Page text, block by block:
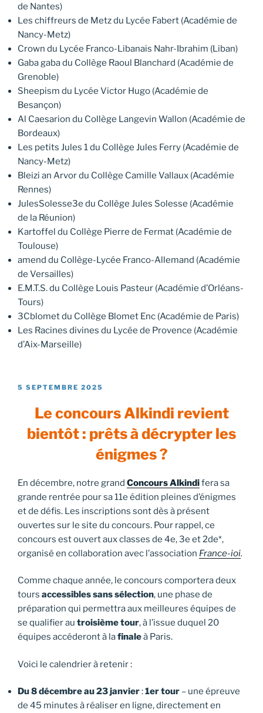
de Nantes)
Les chiffreurs de Metz du Lycée Fabert (Académie de
Nancy-Metz)
Crown du Lycée Franco-Libanais Nahr-Ibrahim (Liban)
Gaba gaba du Collège Raoul Blanchard (Académie de
Grenoble)
Sheepism du Lycée Victor Hugo (Académie de
Besançon)
Al Caesarion du Collège Langevin Wallon (Académie de
Bordeaux)
Les petits Jules 1 du Collège Jules Ferry (Académie de
Nancy-Metz)
Bleizi an Arvor du Collège Camille Vallaux (Académie
Rennes)
JulesSolesse3e du Collège Jules Solesse (Académie
de la Réunion)
Kartoffel du Collège Pierre de Fermat (Académie de
Toulouse)
amend du Collège-Lycée Franco-Allemand (Académie
de Versailles)
E.M.T.S. du Collège Louis Pasteur (Académie d’Orléans-
Tours)
3Cblomet du Collège Blomet Enc (Académie de Paris)
Les Racines divines du Lycée de Provence (Académie
d’Aix-Marseille)
PUBLIÉ
5 SEPTEMBRE 2025
Le concours Alkindi revient
bientôt : prêts à décrypter les
énigmes ?
En décembre, notre grand Concours Alkindifera sa
grande rentrée pour sa 11e édition pleines d’énigmes
et de défis. Les inscriptions sont dès à présent
ouvertes sur le site du concours. Pour rappel, ce
concours est ouvert aux classes de 4e, 3e et 2de*,
organisé en collaboration avec l’association France-ioi.
Comme chaque année, le concours comportera deux
tours accessibles sans sélection, une phase de
préparation qui permettra aux meilleures équipes de
se qualifier au troisième tour, à l’issue duquel 20
équipes accéderont à lafinaleà Paris.
Voici le calendrier à retenir :
Du 8 décembre au 23 janvier:1er tour – une épreuve
de 45 minutes à réaliser en ligne, directement en